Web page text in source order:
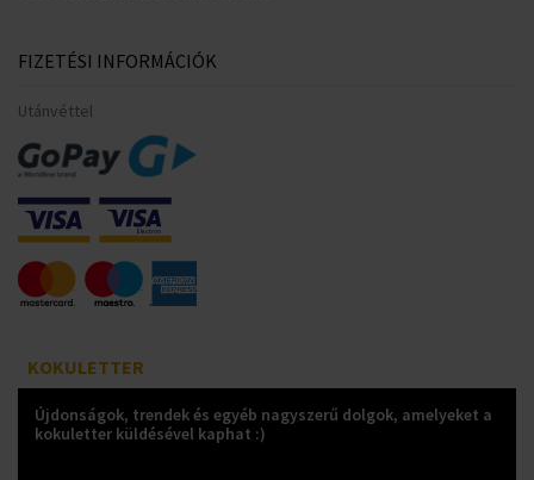
FIZETÉSI INFORMÁCIÓK
Utánvéttel
KOKULETTER
Újdonságok, trendek és egyéb nagyszerű dolgok, amelyeket a
kokuletter küldésével kaphat :)